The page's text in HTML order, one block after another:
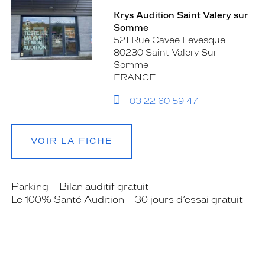
Krys Audition Saint Valery sur
Somme
521 Rue Cavee Levesque
80230 Saint Valery Sur
Somme
FRANCE
03 22 60 59 47
VOIR LA FICHE
Parking
Bilan auditif gratuit
Le 100% Santé Audition
30 jours d’essai gratuit